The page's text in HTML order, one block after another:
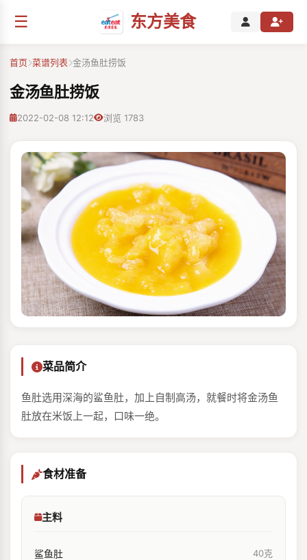
☰ 东方美食
首页 菜谱列表 金汤鱼肚捞饭
金汤鱼肚捞饭
2022-02-08 12:12 浏览 1783
菜品简介
鱼肚选用深海的鲨鱼肚，加上自制高汤，就餐时将金汤鱼
肚放在米饭上一起，口味一绝。
食材准备
主料
鲨鱼肚 40克